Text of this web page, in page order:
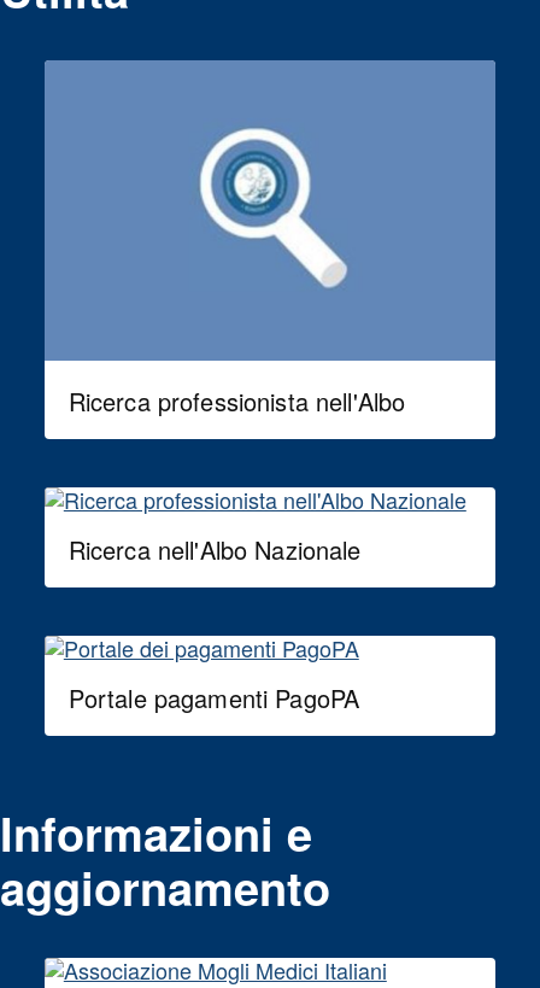
Ricerca professionista nell'Albo
Ricerca nell'Albo Nazionale
Portale pagamenti PagoPA
Informazioni e
aggiornamento